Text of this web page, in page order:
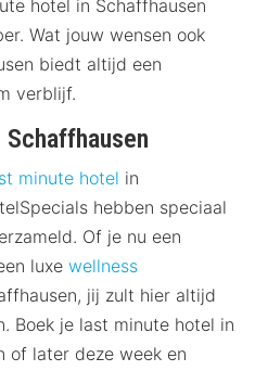
hotel in Schaffhausen
Wat jouw wensen ook
biedt altijd een
verblijf.
minute hotel in
hebben speciaal
Of je nu een
luxe wellness
jij zult hier altijd
Boek je last minute hotel in
of later deze week en